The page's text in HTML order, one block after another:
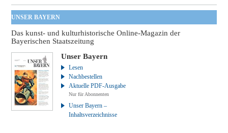
UNSER BAYERN
Das kunst- und kulturhistorische Online-Magazin der
Bayerischen Staatszeitung
Unser Bayern
Lesen
Nachbestellen
Aktuelle PDF-Ausgabe
Nur für Abonnenten
Unser Bayern –
Inhaltsverzeichnisse